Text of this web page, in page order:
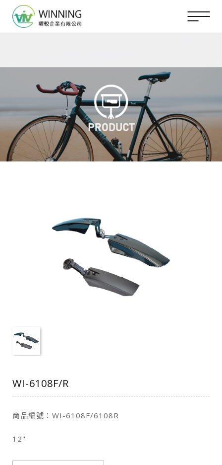
WI-6108F/R
商品編號：WI-6108F/6108R
12"